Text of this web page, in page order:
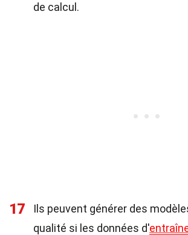
de calcul.
17
Ils peuvent générer des
qualité si les données d'